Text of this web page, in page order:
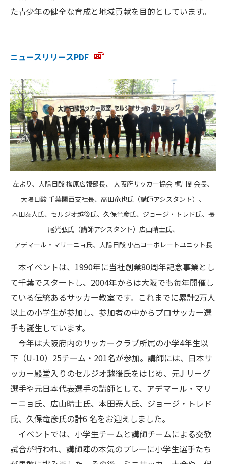
た青少年の健全な育成と地域貢献を目的としています。
ニュースリリースPDF
左より、大陽日酸 梅原広報部長、 大阪府サッカー協会 梶川副会長、
大陽日酸 千葉関西支社長、高田竜也氏（講師アシスタント）、
本田泰人氏、セルジオ越後氏、久保竜彦氏、ジョージ・トレド氏、長
尾光弘氏（講師アシスタント）広山晴士氏、
アデマール・マリーニョ氏、大陽日酸 小出コーポレートユニット長
本イベントは、1990年に当社創業80周年記念事業とし
て千葉でスタートし、2004年からは大阪でも毎年開催し
ている伝統あるサッカー教室です。これまでに累計2万人
以上の小学生が参加し、参加者の中からプロサッカー選
手も誕生しています。
今年は大阪府内のサッカークラブ所属の小学4年生以
下（U-10）25チーム・201名が参加。講師には、日本サ
ッカー殿堂入りのセルジオ越後氏をはじめ、元J リーグ
選手や元日本代表選手の講師として、アデマール・マリ
ーニョ氏、広山晴士氏、本田泰人氏、ジョージ・トレド
氏、久保竜彦氏の計6 名をお迎えしました。
イベントでは、小学生チームと講師チームによる交歓
試合が行われ、講師陣の本気のプレーに小学生選手たち